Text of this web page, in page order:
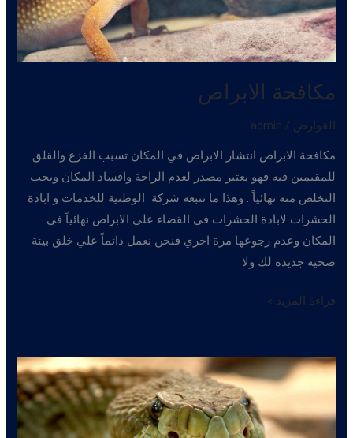
مكافحة الابراص
القوارض /
admin
مكافحة الابراص انتشار الابراص في المكان تسبب الفزع والقلق
للمقيمين فيه فهو يعتبر مصدر لعدم الراحة وافساد المكان ويجب
التخلص منه نهائياً . وهذا ما تتبعه شركة الوطنية للخدمات و ابادة
الحشرات لابادة الحشرات في القضاء علي الابراص نهائياً في
المكان وعدم رجوعها مرة اخري فنحن نعمل دائماً علي خلق بيئة
صحية جديدة لك ولا
مكافحة
قراءة المزيد »